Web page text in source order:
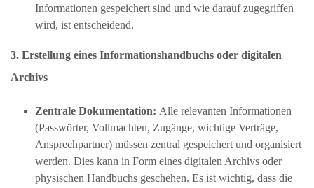
Informationen gespeichert sind und wie darauf zugegriffen
wird, ist entscheidend.
3. Erstellung eines Informationshandbuchs oder digitalen
Archivs
Zentrale Dokumentation: Alle relevanten Informationen
(Passwörter, Vollmachten, Zugänge, wichtige Verträge,
Ansprechpartner) müssen zentral gespeichert und organisiert
werden. Dies kann in Form eines digitalen Archivs oder
physischen Handbuchs geschehen. Es ist wichtig, dass die